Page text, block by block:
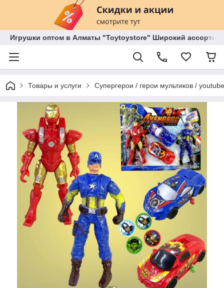
Игрушки оптом в Алматы "Toytoystore" Широкий
Товары и услуги Супергерои / герои мультиков /